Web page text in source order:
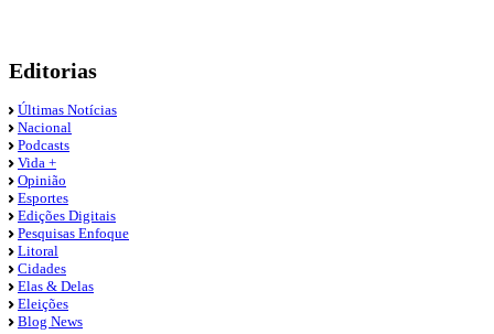
Editorias
Últimas Notícias
Nacional
Podcasts
Vida +
Opinião
Esportes
Edições Digitais
Pesquisas Enfoque
Litoral
Cidades
Elas & Delas
Eleições
Blog News